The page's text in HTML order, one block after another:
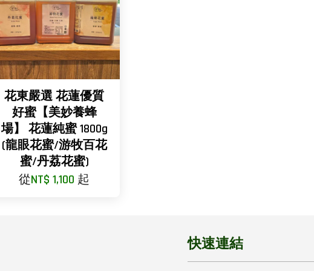
花東嚴選 花蓮優質
好蜜【美妙養蜂
場】 花蓮純蜜 1800g
(龍眼花蜜/游牧百花
蜜/丹荔花蜜)
從NT$ 1,100起
快速連結